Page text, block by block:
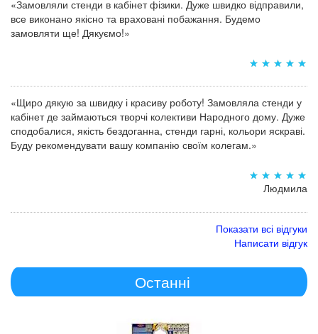
«Замовляли стенди в кабінет фізики. Дуже швидко відправили,
все виконано якісно та враховані побажання. Будемо
замовляти ще! Дякуємо!»
«Щиро дякую за швидку і красиву роботу! Замовляла стенди у
кабінет де займаються творчі колективи Народного дому. Дуже
сподобалися, якість бездоганна, стенди гарні, кольори яскраві.
Буду рекомендувати вашу компанію своїм колегам.»
Людмила
Показати всі відгуки
Написати відгук
Останні